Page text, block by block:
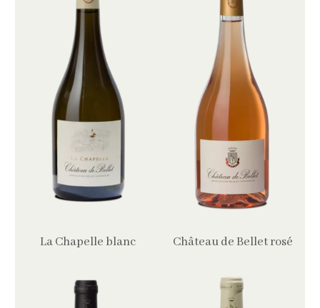
La Chapelle blanc Château de Bellet rosé